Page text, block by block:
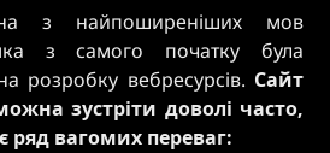
з найпоширеніших мов
з самого початку була
розробку вебресурсів. Сайт
зустріти доволі часто,
ряд вагомих переваг: